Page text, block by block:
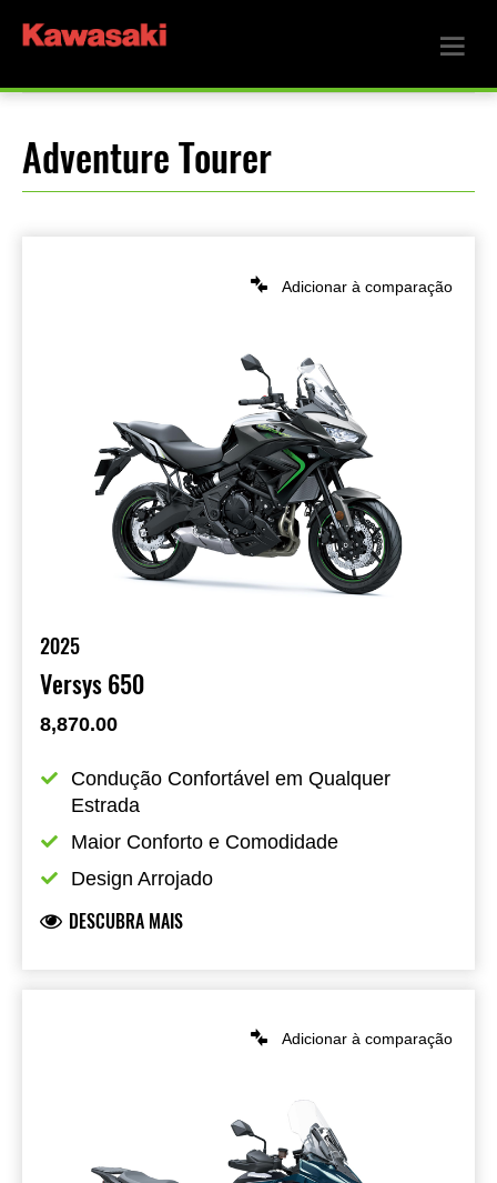
Adventure Tourer
Adicionar à comparação
2025
Versys 650
8,870.00
Condução Confortável em Qualquer
Estrada
Maior Conforto e Comodidade
Design Arrojado
DESCUBRA MAIS
Adicionar à comparação